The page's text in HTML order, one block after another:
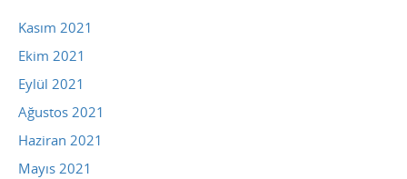
Kasım 2021
Ekim 2021
Eylül 2021
Ağustos 2021
Haziran 2021
Mayıs 2021